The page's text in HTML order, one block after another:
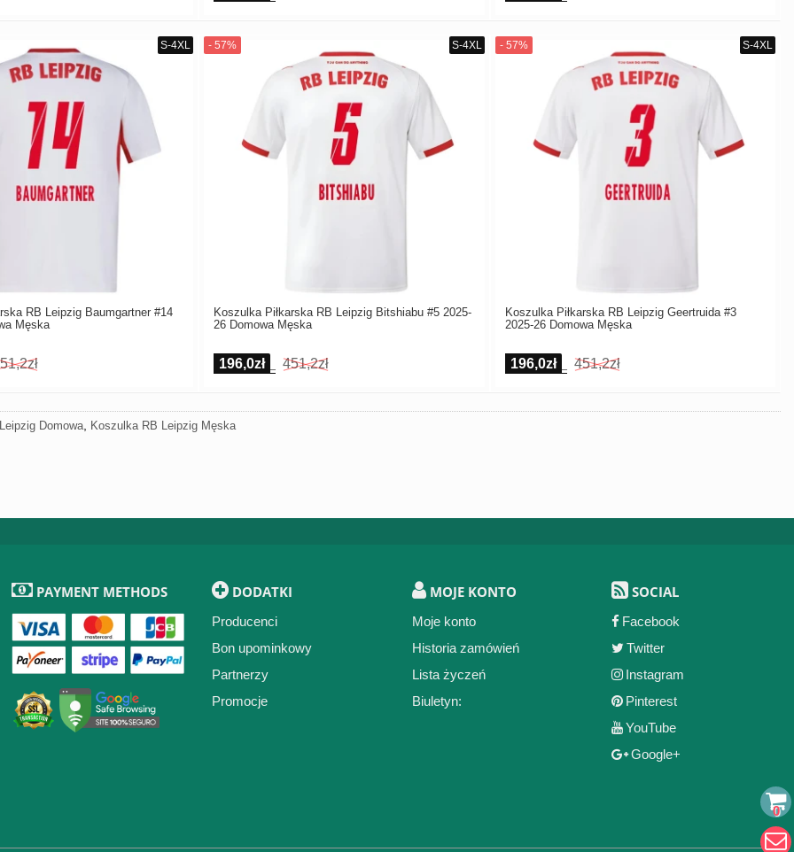
RB Leipzig Baumgartner #14
Męska
Koszulka Piłkarska RB Leipzig Bitshiabu #5 2025-
26 Domowa Męska
196,0zł 451,2zł
Koszulka Piłkarska RB Leipzig Geertruida #3
2025-26 Domowa Męska
196,0zł 451,2zł
Domowa Koszulka RB Leipzig Męska
PAYMENT METHODS DODATKI
Producenci
Bon upominkowy
Partnerzy
Promocje
MOJE KONTO
Moje konto
Historia zamówień
Lista życzeń
Biuletyn:
SOCIAL
Facebook
Twitter
Instagram
Pinterest
YouTube
Google+